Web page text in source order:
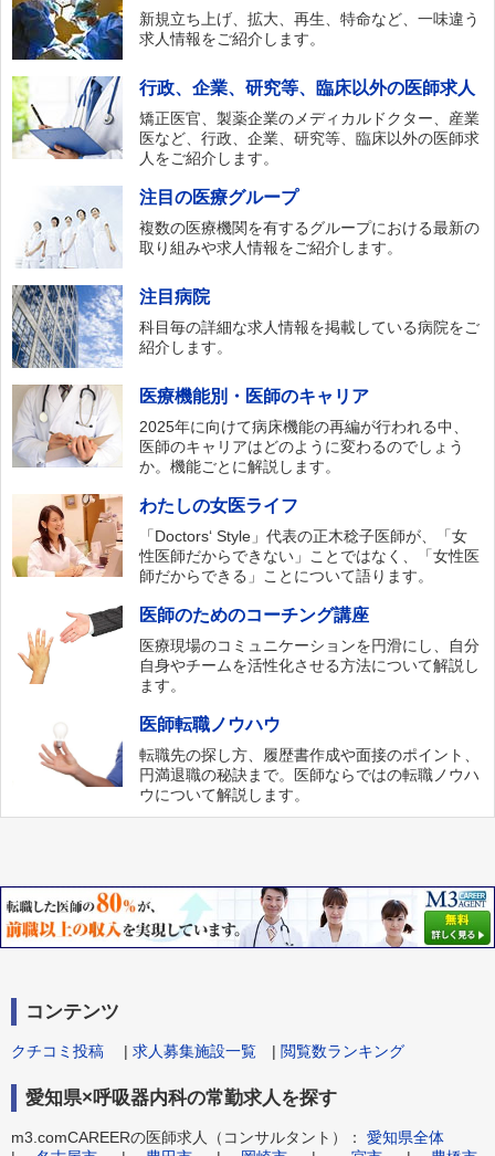
新規立ち上げ、拡大、再生、特命など、一味違う
求人情報をご紹介します。
行政、企業、研究等、臨床以外の医師求人
矯正医官、製薬企業のメディカルドクター、産業
医など、行政、企業、研究等、臨床以外の医師求
人をご紹介します。
注目の医療グループ
複数の医療機関を有するグループにおける最新の
取り組みや求人情報をご紹介します。
注目病院
科目毎の詳細な求人情報を掲載している病院をご
紹介します。
医療機能別・医師のキャリア
2025年に向けて病床機能の再編が行われる中、
医師のキャリアはどのように変わるのでしょう
か。機能ごとに解説します。
わたしの女医ライフ
「Doctors‘ Style」代表の正木稔子医師が、「女
性医師だからできない」ことではなく、「女性医
師だからできる」ことについて語ります。
医師のためのコーチング講座
医療現場のコミュニケーションを円滑にし、自分
自身やチームを活性化させる方法について解説し
ます。
医師転職ノウハウ
転職先の探し方、履歴書作成や面接のポイント、
円満退職の秘訣まで。医師ならではの転職ノウハ
ウについて解説します。
コンテンツ
クチコミ投稿 | 求人募集施設一覧 | 閲覧数ランキング
愛知県×呼吸器内科の常勤求人を探す
m3.comCAREERの医師求人（コンサルタント）： 愛知県全体